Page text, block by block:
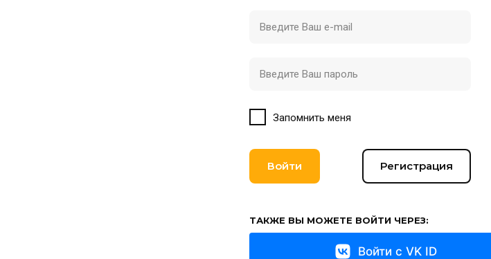
Запомнить меня
Войти Регистрация
ТАКЖЕ ВЫ МОЖЕТЕ ВОЙТИ ЧЕРЕЗ:
Войти с VK ID